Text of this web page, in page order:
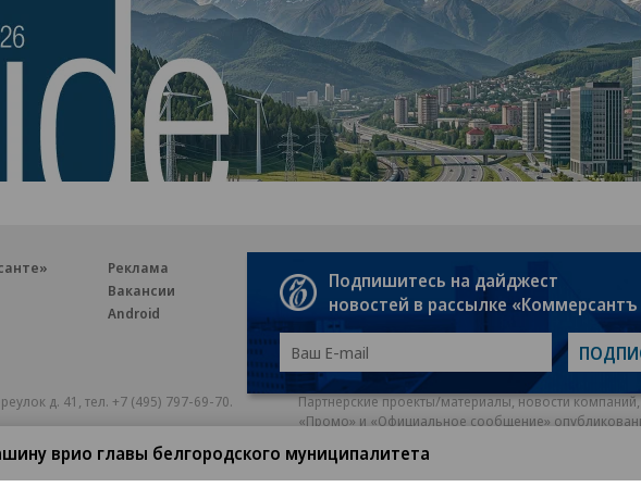
врио главы белгородского муниципалитета
Реклама
Вакансии
Android
Правовая информация
E-mail рассылки
д. 41, тел. +7 (495) 797-69-70.
kommersant.ru) зарегистрировано
технологий
Партнерские проекты/материалы, новости
«Промо» и «Официальное сообщение»
На kommersant.ru применяются рекомендательные
Подпишитесь на дайджест
новостей в рассылке